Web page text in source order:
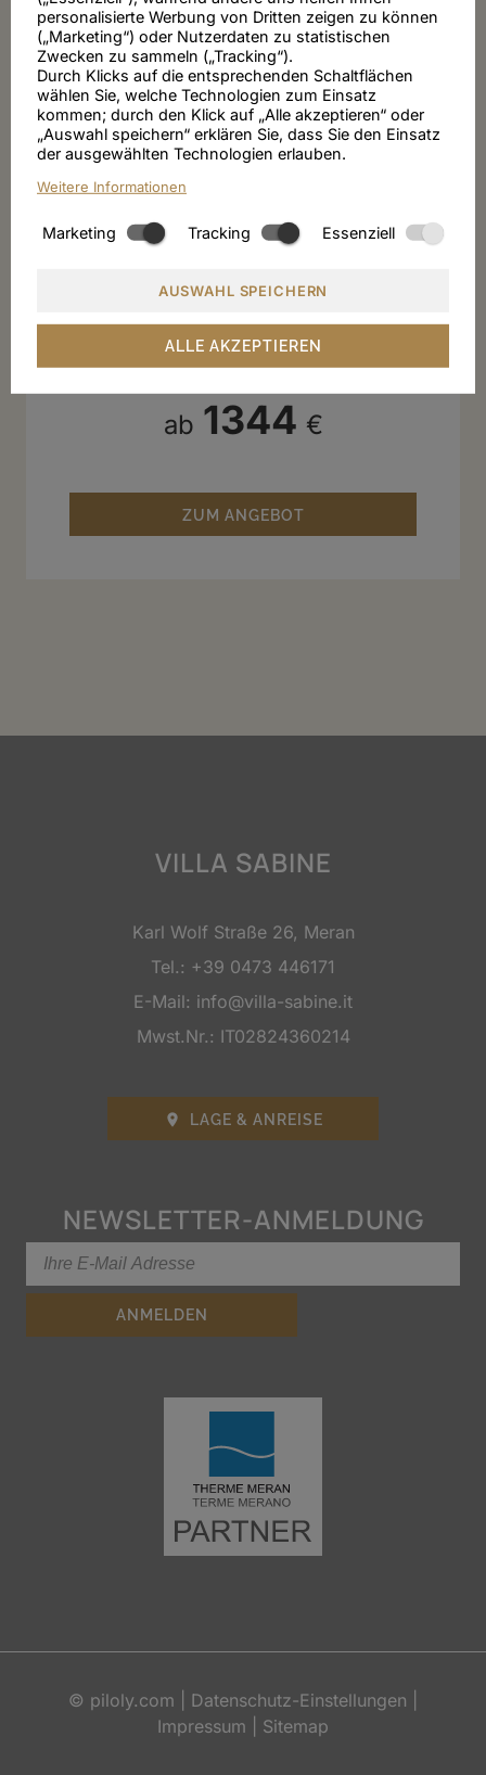
ÜBERWINTERN IN MERAN - LONG
STAY
Ab 2 Wochen
ab 1344 €
ZUM ANGEBOT
VILLA SABINE
Karl Wolf Straße 26, Meran
Tel.: +39 0473 446171
E-Mail: info@villa-sabine.it
Mwst.Nr.: IT02824360214
 LAGE & ANREISE
NEWSLETTER-ANMELDUNG
© piloly.com Datenschutz-Einstellungen
Impressum
Sitemap
personalisierte Werbung von Dritten zeigen zu können
(„Marketing“) oder Nutzerdaten zu statistischen
Zwecken zu sammeln („Tracking“).
Durch Klicks auf die entsprechenden Schaltflächen
wählen Sie, welche Technologien zum Einsatz
kommen; durch den Klick auf „Alle akzeptieren“ oder
„Auswahl speichern“ erklären Sie, dass Sie den Einsatz
der ausgewählten Technologien erlauben.
Weitere Informationen
Marketing Tracking Essenziell
AUSWAHL SPEICHERN
ALLE AKZEPTIEREN